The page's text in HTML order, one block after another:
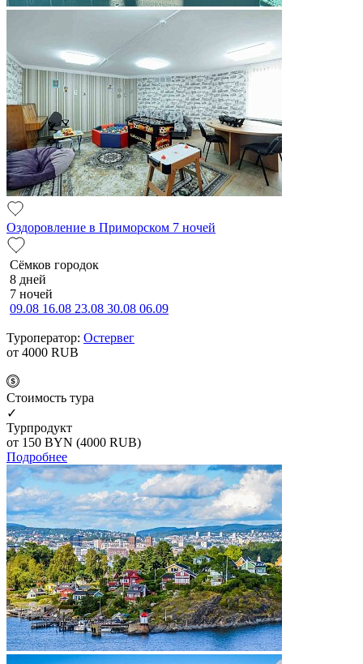
Оздоровление в Приморском 7 ночей
Сёмков городок
8 дней
7 ночей
09.08 16.08 23.08 30.08 06.09
Туроператор: Остервег
от 4000 RUB
Cтоимость тура
✓
Турпродукт
от 150 BYN (4000 RUB)
Подробнее